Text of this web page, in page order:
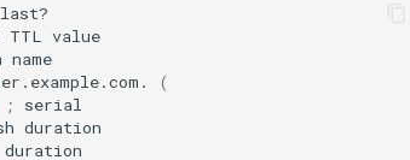
TTL
name
(
;